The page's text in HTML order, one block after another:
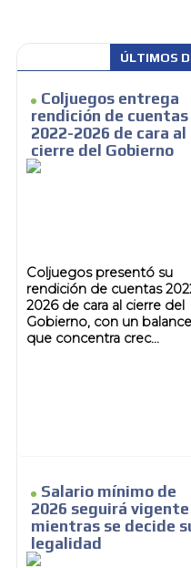
ÚLTIMOS
Coljuegos entrega
rendición de cuentas
2022-2026 de cara al
cierre del Gobierno
Coljuegos presentó su
rendición de cuentas
2026 de cara al cierre del
Gobierno, con un balance
que concentra crec...
Salario mínimo de
2026 seguirá vigente
mientras se decide
legalidad